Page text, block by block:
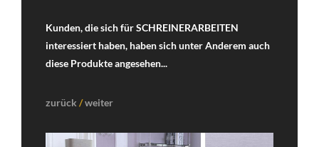
Kunden, die sich für SCHREINERARBEITEN
interessiert haben, haben sich unter Anderem auch
diese Produkte angesehen...
zurück /weiter